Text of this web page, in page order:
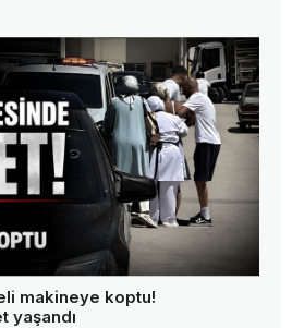
makineye koptu!
yaşandı